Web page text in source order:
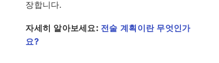
장합니다.
자세히 알아보세요: 전술 계획이란 무엇인가
요?